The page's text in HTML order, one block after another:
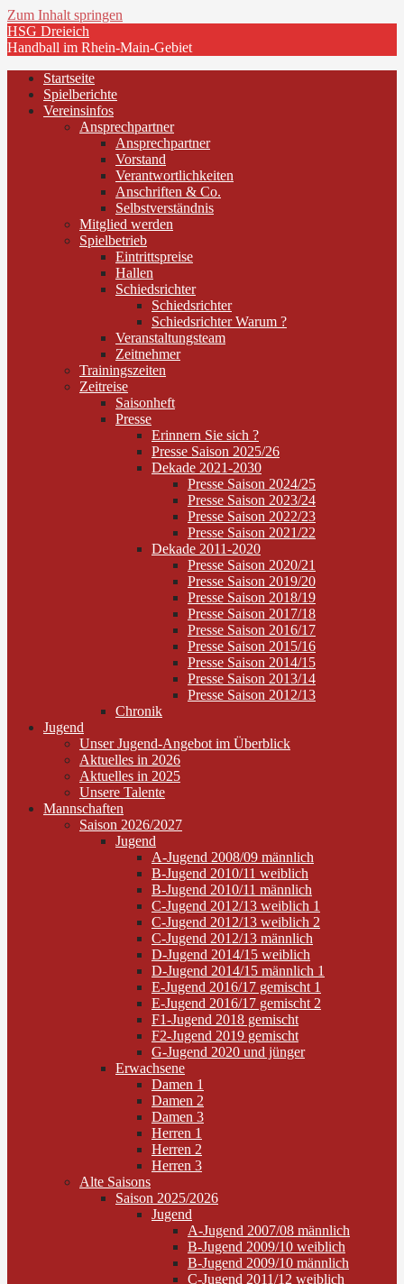
Zum Inhalt springen
HSG Dreieich
Handball im Rhein-Main-Gebiet
Startseite
Spielberichte
Vereinsinfos
Ansprechpartner
Ansprechpartner
Vorstand
Verantwortlichkeiten
Anschriften & Co.
Selbstverständnis
Mitglied werden
Spielbetrieb
Eintrittspreise
Hallen
Schiedsrichter
Schiedsrichter
Schiedsrichter Warum ?
Veranstaltungsteam
Zeitnehmer
Trainingszeiten
Zeitreise
Saisonheft
Presse
Erinnern Sie sich ?
Presse Saison 2025/26
Dekade 2021-2030
Presse Saison 2024/25
Presse Saison 2023/24
Presse Saison 2022/23
Presse Saison 2021/22
Dekade 2011-2020
Presse Saison 2020/21
Presse Saison 2019/20
Presse Saison 2018/19
Presse Saison 2017/18
Presse Saison 2016/17
Presse Saison 2015/16
Presse Saison 2014/15
Presse Saison 2013/14
Presse Saison 2012/13
Chronik
Jugend
Unser Jugend-Angebot im Überblick
Aktuelles in 2026
Aktuelles in 2025
Unsere Talente
Mannschaften
Saison 2026/2027
Jugend
A-Jugend 2008/09 männlich
B-Jugend 2010/11 weiblich
B-Jugend 2010/11 männlich
C-Jugend 2012/13 weiblich 1
C-Jugend 2012/13 weiblich 2
C-Jugend 2012/13 männlich
D-Jugend 2014/15 weiblich
D-Jugend 2014/15 männlich 1
E-Jugend 2016/17 gemischt 1
E-Jugend 2016/17 gemischt 2
F1-Jugend 2018 gemischt
F2-Jugend 2019 gemischt
G-Jugend 2020 und jünger
Erwachsene
Damen 1
Damen 2
Damen 3
Herren 1
Herren 2
Herren 3
Alte Saisons
Saison 2025/2026
Jugend
A-Jugend 2007/08 männlich
B-Jugend 2009/10 weiblich
B-Jugend 2009/10 männlich
C-Jugend 2011/12 weiblich